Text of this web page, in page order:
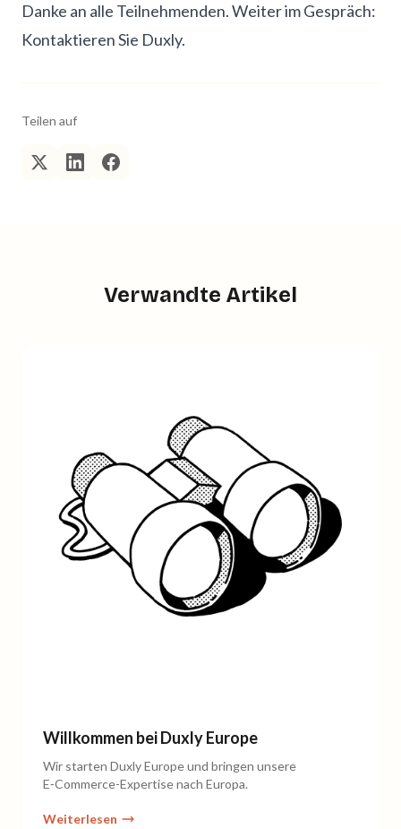
Danke an alle Teilnehmenden. Weiter im Gespräch:
Kontaktieren Sie Duxly.
Teilen auf
Verwandte Artikel
Willkommen bei Duxly Europe
Wir starten Duxly Europe und bringen unsere
E‑Commerce-Expertise nach Europa.
Weiterlesen